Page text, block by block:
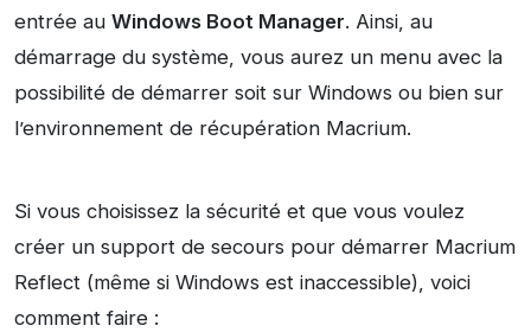
entrée au Windows Boot Manager. Ainsi, au
démarrage du système, vous aurez un menu avec la
possibilité de démarrer soit sur Windows ou bien sur
l’environnement de récupération Macrium.
Si vous choisissez la sécurité et que vous voulez
créer un support de secours pour démarrer Macrium
Reflect (même si Windows est inaccessible), voici
comment faire :